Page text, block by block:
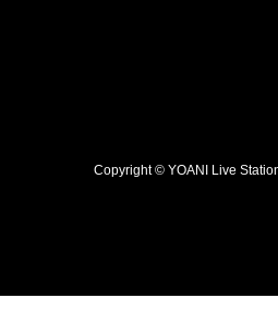
Copyright © YOANI Live